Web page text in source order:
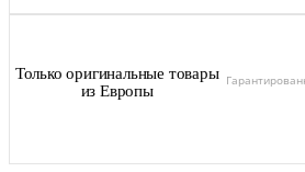
Только оригинальные товары
из Европы